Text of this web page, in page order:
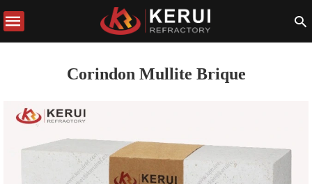
Corindon Mullite Brique